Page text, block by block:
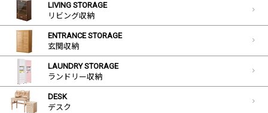
LIVING STORAGE
リビング収納
ENTRANCE STORAGE
玄関収納
LAUNDRY STORAGE
ランドリー収納
DESK
デスク